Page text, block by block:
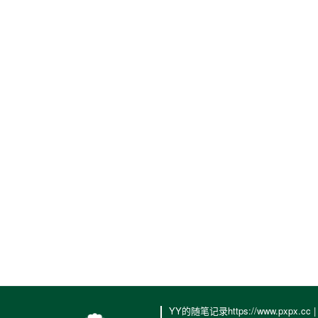
YY的随笔记录https://www.pxpx.cc |